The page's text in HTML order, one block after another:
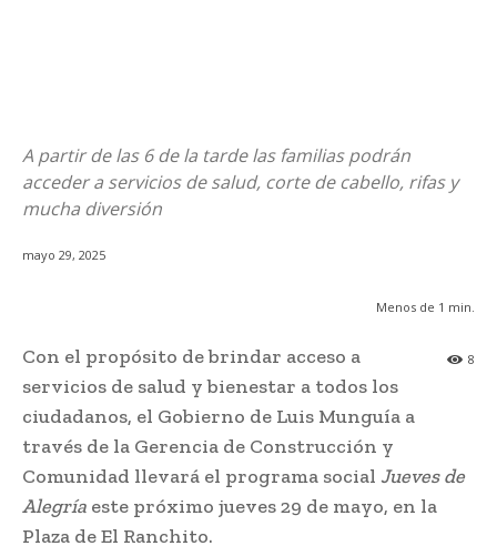
A partir de las 6 de la tarde las familias podrán
acceder a servicios de salud, corte de cabello, rifas y
mucha diversión
mayo 29, 2025
Menos de 1 min.
8
Con el propósito de brindar acceso a
servicios de salud y bienestar a todos los
ciudadanos, el Gobierno de Luis Munguía a
través de la Gerencia de Construcción y
Comunidad llevará el programa social Jueves de
Alegría este próximo jueves 29 de mayo, en la
Plaza de El Ranchito.